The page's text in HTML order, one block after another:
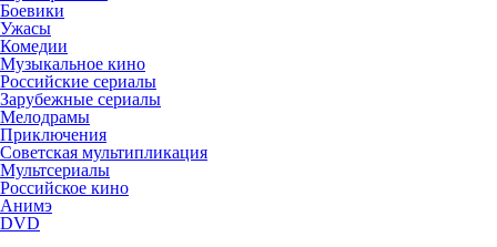
Боевики
Ужасы
Комедии
Музыкальное кино
Российские сериалы
Зарубежные сериалы
Мелодрамы
Приключения
Советская мультипликация
Мультсериалы
Российское кино
Анимэ
DVD